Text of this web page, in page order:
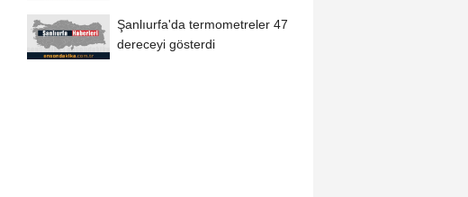
Şanlıurfa'da termometreler 47
dereceyi gösterdi